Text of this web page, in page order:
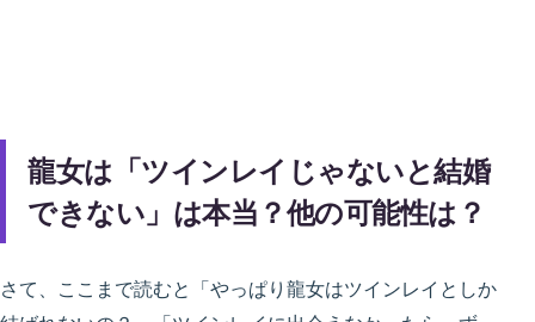
龍女は「ツインレイじゃないと結婚
できない」は本当？他の可能性は？
さて、ここまで読むと「やっぱり龍女はツインレイとしか